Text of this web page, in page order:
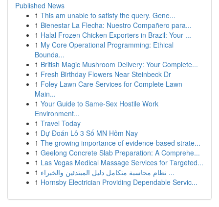
Published News
1 This am unable to satisfy the query. Gene...
1 Bienestar La Flecha: Nuestro Compañero para...
1 Halal Frozen Chicken Exporters in Brazil: Your ...
1 My Core Operational Programming: Ethical
Bounda...
1 British Magic Mushroom Delivery: Your Complete...
1 Fresh Birthday Flowers Near Steinbeck Dr
1 Foley Lawn Care Services for Complete Lawn
Main...
1 Your Guide to Same-Sex Hostile Work
Environment...
1 Travel Today
1 Dự Đoán Lô 3 Số MN Hôm Nay
1 The growing importance of evidence-based strate...
1 Geelong Concrete Slab Preparation: A Comprehe...
1 Las Vegas Medical Massage Services for Targeted...
1
نظام محاسبة متكامل دليل المبتدئين والخبراء ...
1 Hornsby Electrician Providing Dependable Servic...